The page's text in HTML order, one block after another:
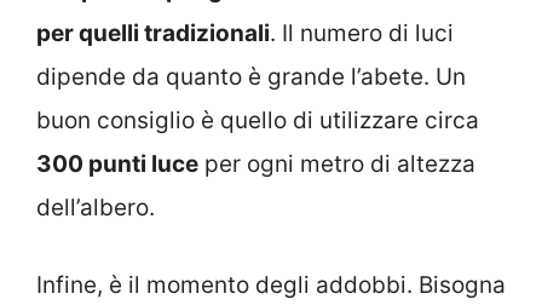
per quelli tradizionali. Il numero di luci
dipende da quanto è grande l’abete. Un
buon consiglio è quello di utilizzare circa
300 punti luce per ogni metro di altezza
dell’albero.
Infine, è il momento degli addobbi. Bisogna